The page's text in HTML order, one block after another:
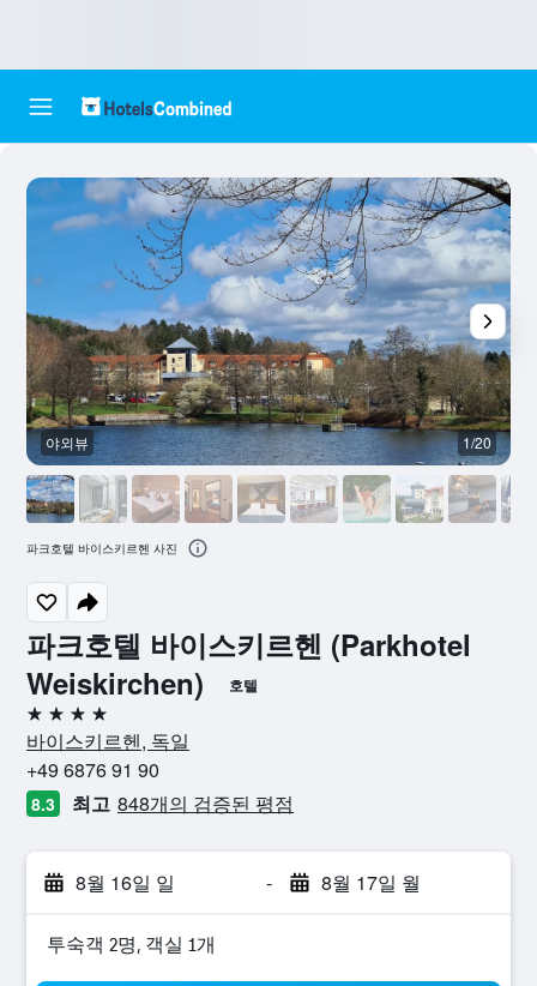
파크호텔 바이스키르헨 (Parkhotel
Weiskirchen)
호텔
4성급
바이스키르헨, 독일
+49 6876 91 90
8.3 최고 848개의 검증된 평점
8월 16일 일 - 8월 17일 월
​투숙객 2​명, ​객실 1개
야외뷰 1/20
파크호텔 바이스키르헨 사진